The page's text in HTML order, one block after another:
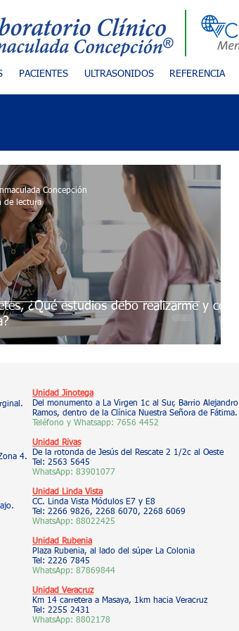
PACIENTES ULTRASONIDOS REFERENCIA
¿Qué estudios debo realizarme y con
Concepción
de lectura
4.
Unidad Jinotega
Del monumento a La Virgen 1c al Sur, Barrio Alejandro
Ramos, dentro de la Clínica Nuestra Señora de Fátima.
Teléfono y Whatsapp: 7656 4452
Unidad Rivas
De la rotonda de Jesús del Rescate 2 1/2c al Oeste
Tel: 2563 5645
WhatsApp: 83901077
Unidad Linda Vista
CC. Linda Vista Módulos E7 y E8
Tel: 2266 9826, 2268 6070, 2268 6069
WhatsApp: 88022425
Unidad Rubenia
Plaza Rubenia, al lado del súper La Colonia
Tel: 2226 7845
WhatsApp: 87869844
Unidad Veracruz
Km 14 carretera a Masaya, 1km hacia Veracruz
Tel: 2255 2431
WhatsApp: 8802178